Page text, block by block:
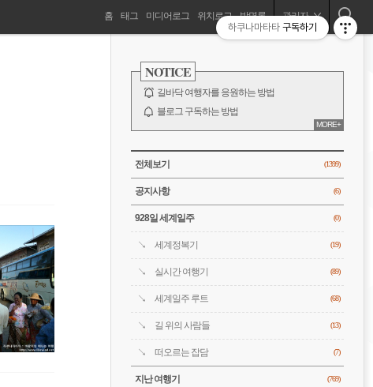
홈 태그 미디어로그 위치로그 방명록 관리자
NOTICE
길바닥 여행자를 응원하는 방법
블로그 구독하는 방법
바람처럼은 누구?
전체 보기
MORE+
CATEGORY
전체보기 (1399)
공지사항 (6)
928일 세계일주 (0)
세계정복기 (19)
실시간 여행기 (89)
세계일주 루트 (68)
길 위의 사람들 (13)
떠오르는 잡담 (7)
지난 여행기 (769)
하쿠나마타타 구독하기